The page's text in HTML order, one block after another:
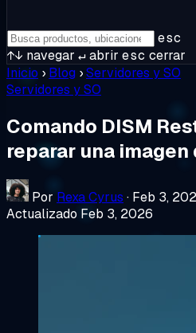
esc
↑↓ navegar ↵abrir esc cerrar
Inicio › Blog ›Servidores y SO
Servidores y SO
Comando DISM
reparar una imagen
Por Rexa Cyrus · Feb 3,
Actualizado Feb 3, 2026